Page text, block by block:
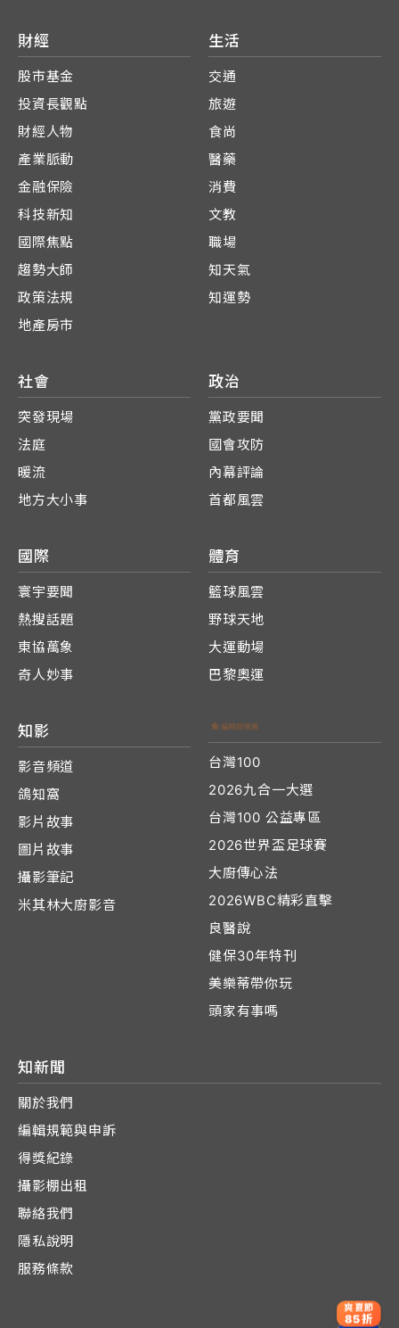
財經
股市基金
投資長觀點
財經人物
產業脈動
金融保險
科技新知
國際焦點
趨勢大師
政策法規
地產房市
生活
交通
旅遊
食尚
醫藥
消費
文教
職場
知天氣
知運勢
社會
突發現場
法庭
暖流
地方大小事
政治
黨政要聞
國會攻防
內幕評論
首都風雲
國際
寰宇要聞
熱搜話題
東協萬象
奇人妙事
體育
籃球風雲
野球天地
大運動場
巴黎奧運
知影
影音頻道
鴿知窩
影片故事
圖片故事
攝影筆記
米其林大廚影音
台灣100
2026九合一大選
台灣100 公益專區
2026世界盃足球賽
大廚傳心法
2026WBC精彩直擊
良醫說
健保30年特刊
美樂蒂帶你玩
頭家有事嗎
知新聞
關於我們
編輯規範與申訴
得獎紀錄
攝影棚出租
聯絡我們
隱私說明
服務條款
爽夏節
85折